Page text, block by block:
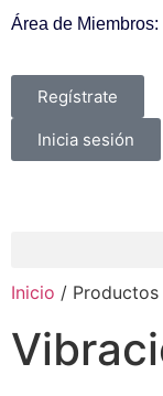
Área de Miembros:
Regístrate
Inicia sesión
Inicio / Productos